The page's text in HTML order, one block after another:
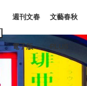
週刊文春
電子版
文藝春秋
PLUS